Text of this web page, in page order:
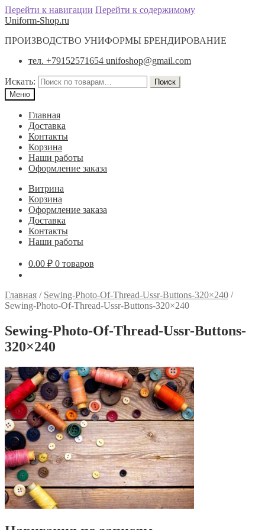
Перейти к навигации Перейти к содержимому
Uniform-Shop.ru
ПРОИЗВОДСТВО УНИФОРМЫ БРЕНДИРОВАНИЕ
тел. +79152571654 unifoshop@gmail.com
Искать:
Поиск
Меню
Главная
Доставка
Контакты
Корзина
Наши работы
Оформление заказа
Витрина
Корзина
Оформление заказа
Доставка
Контакты
Наши работы
0.00 ₽ 0 товаров
Главная / Sewing-Photo-Of-Thread-Ussr-Buttons-320×240 /
Sewing-Photo-Of-Thread-Ussr-Buttons-320×240
Sewing-Photo-Of-Thread-Ussr-Buttons-
320×240